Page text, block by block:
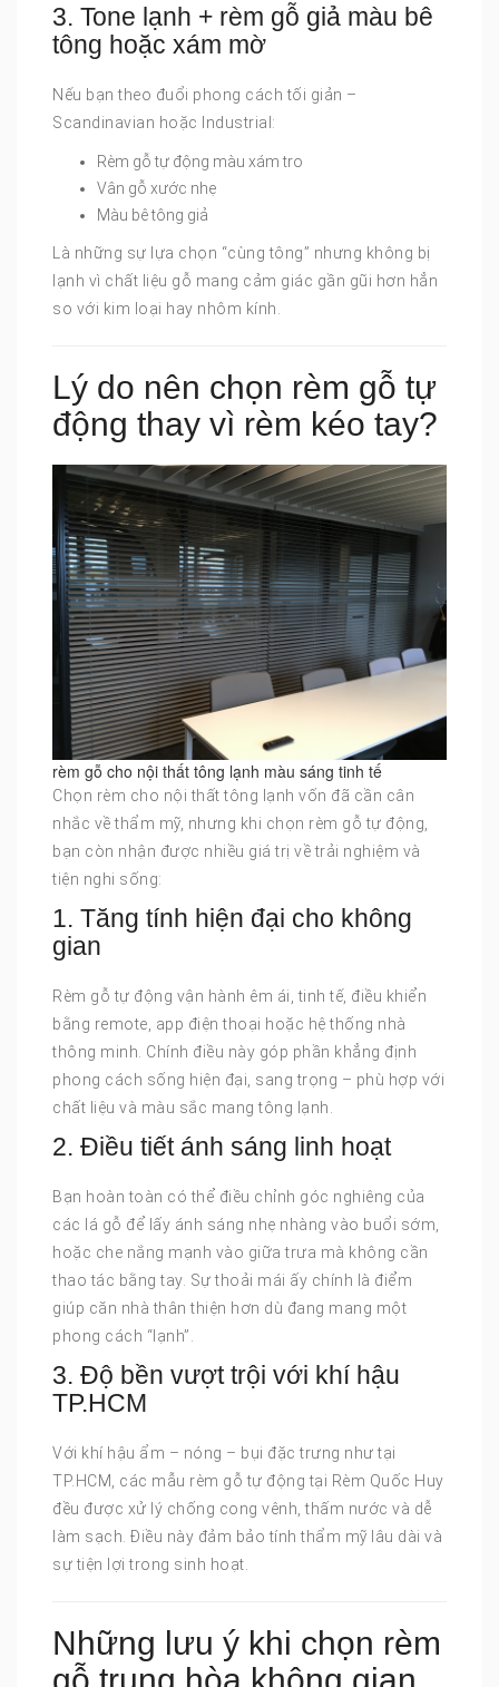
3. Tone lạnh + rèm gỗ giả màu bê
tông hoặc xám mờ
Nếu bạn theo đuổi phong cách tối giản –
Scandinavian hoặc Industrial:
Rèm gỗ tự động màu xám tro
Vân gỗ xước nhẹ
Màu bê tông giả
Là những sự lựa chọn “cùng tông” nhưng không bị
lạnh vì chất liệu gỗ mang cảm giác gần gũi hơn hẳn
so với kim loại hay nhôm kính.
Lý do nên chọn rèm gỗ tự
động thay vì rèm kéo tay?
rèm gỗ cho nội thất tông lạnh màu sáng tinh tế
Chọn rèm cho nội thất tông lạnh vốn đã cần cân
nhắc về thẩm mỹ, nhưng khi chọn rèm gỗ tự động,
bạn còn nhận được nhiều giá trị về trải nghiệm và
tiện nghi sống:
1. Tăng tính hiện đại cho không
gian
Rèm gỗ tự động vận hành êm ái, tinh tế, điều khiển
bằng remote, app điện thoại hoặc hệ thống nhà
thông minh. Chính điều này góp phần khẳng định
phong cách sống hiện đại, sang trọng – phù hợp với
chất liệu và màu sắc mang tông lạnh.
2. Điều tiết ánh sáng linh hoạt
Bạn hoàn toàn có thể điều chỉnh góc nghiêng của
các lá gỗ để lấy ánh sáng nhẹ nhàng vào buổi sớm,
hoặc che nắng mạnh vào giữa trưa mà không cần
thao tác bằng tay. Sự thoải mái ấy chính là điểm
giúp căn nhà thân thiện hơn dù đang mang một
phong cách “lạnh”.
3. Độ bền vượt trội với khí hậu
TP.HCM
Với khí hậu ẩm – nóng – bụi đặc trưng như tại
TP.HCM, các mẫu rèm gỗ tự động tại Rèm Quốc Huy
đều được xử lý chống cong vênh, thấm nước và dễ
làm sạch. Điều này đảm bảo tính thẩm mỹ lâu dài và
sự tiện lợi trong sinh hoạt.
Những lưu ý khi chọn rèm